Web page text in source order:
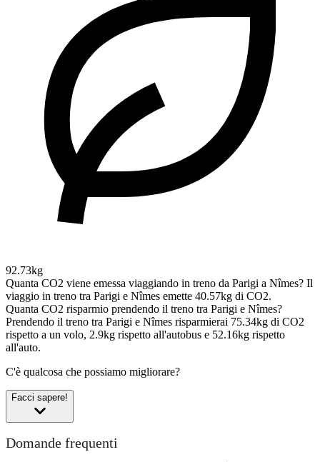
92.73kg
Quanta CO2 viene emessa viaggiando in treno da Parigi a Nîmes? Il
viaggio in treno tra Parigi e Nîmes emette 40.57kg di CO2.
Quanta CO2 risparmio prendendo il treno tra Parigi e Nîmes?
Prendendo il treno tra Parigi e Nîmes risparmierai 75.34kg di CO2
rispetto a un volo, 2.9kg rispetto all'autobus e 52.16kg rispetto
all'auto.
C'è qualcosa che possiamo migliorare?
Facci sapere!
Domande frequenti